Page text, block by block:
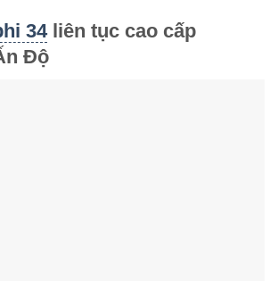
34liên tục cao cấp
Độ